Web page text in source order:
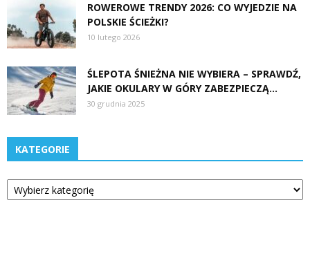
ROWEROWE TRENDY 2026: CO WYJEDZIE NA
POLSKIE ŚCIEŻKI?
10 lutego 2026
ŚLEPOTA ŚNIEŻNA NIE WYBIERA – SPRAWDŹ,
JAKIE OKULARY W GÓRY ZABEZPIECZĄ...
30 grudnia 2025
KATEGORIE
Kategorie